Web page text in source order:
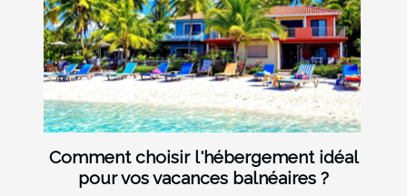
Comment choisir l'hébergement idéal
pour vos vacances balnéaires ?